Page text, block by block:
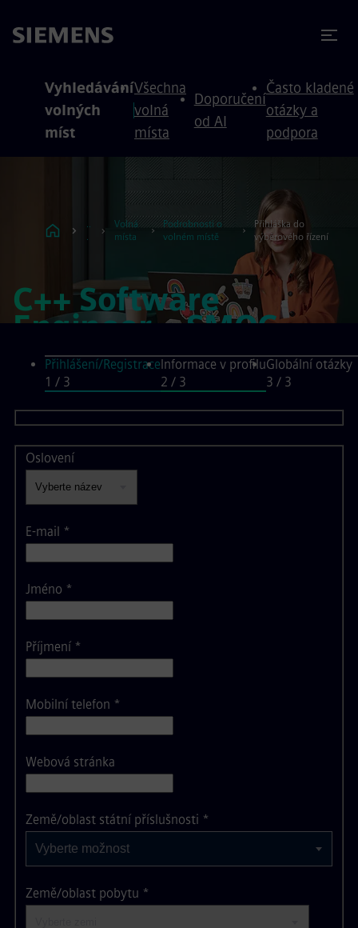
Vyhledávání
volných
míst
Všechna
volná
místa
Doporučení
od AI
Často kladené
otázky a
podpora
..
.
Volná
místa
Podrobnosti o
volném místě
Přihláška do
výběrového řízení
C++ Software
Engineer – SMOC
application
Přihlášení/Registrace
1 / 3
Informace v profilu
2 / 3
Globální otázky
3 / 3
Oslovení
E-mail *
Jméno *
Příjmení *
Mobilní telefon *
Webová stránka
Země/oblast státní příslušnosti *
Vyberte možnost
Země/oblast pobytu *